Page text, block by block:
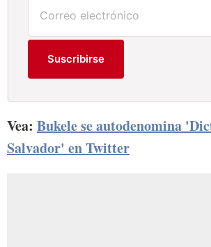
Suscribirse
Vea: Bukele se autodenomina
Salvador' en Twitter